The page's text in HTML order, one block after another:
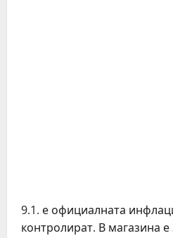
9.1. е официалната
контролират. В магазина е